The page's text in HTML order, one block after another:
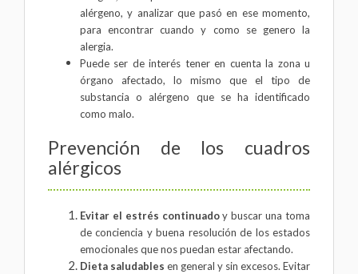
alérgeno, y analizar que pasó en ese momento,
para encontrar cuando y como se genero la
alergia.
Puede ser de interés tener en cuenta la zona u
órgano afectado, lo mismo que el tipo de
substancia o alérgeno que se ha identificado
como malo.
Prevención de los cuadros
alérgicos
Evitar el estrés continuadoy buscar una toma
de conciencia y buena resolución de los estados
emocionales que nos puedan estar afectando.
Dieta saludables en general y sin excesos. Evitar